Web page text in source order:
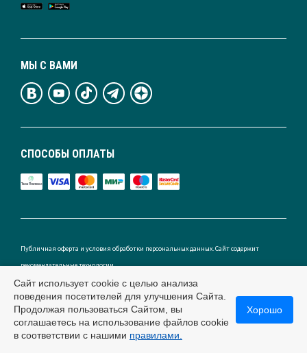
СПОСОБЫ ОПЛАТЫ
МЫ С ВАМИ
Публичная оферта и условия обработки персональных данных. Сайт содержит
рекомендательные технологии.
Россия
Сайт использует cookie с целью анализа
поведения посетителей для улучшения Сайта.
Продолжая пользоваться Сайтом, вы
соглашаетесь на использование файлов cookie
в соответствии с нашими правилами.
Хорошо